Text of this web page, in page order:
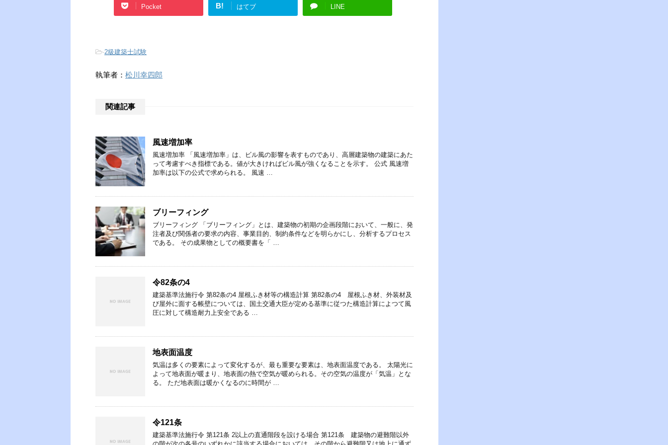
Pocket B! はてブ LINE
-2級建築士試験
執筆者： 松川幸四郎
関連記事
風速増加率
風速増加率 「風速増加率」は、ビル風の影響を表すものであり、高層建築物の建築にあた
って考慮すべき指標である。値が大きければビル風が強くなることを示す。 公式 風速増
加率は以下の公式で求められる。 風速 …
ブリーフィング
ブリーフィング 「ブリーフィング」とは、建築物の初期の企画段階において、一般に、発
注者及び関係者の要求の内容、事業目的、制約条件などを明らかにし、分析するプロセス
である。 その成果物としての概要書を「 …
令82条の4
建築基準法施行令 第82条の4 屋根ふき材等の構造計算 第82条の4 屋根ふき材、外装材及
び屋外に面する帳壁については、国土交通大臣が定める基準に従つた構造計算によつて風
圧に対して構造耐力上安全である …
地表面温度
気温は多くの要素によって変化するが、最も重要な要素は、地表面温度である。 太陽光に
よって地表面が暖まり、地表面の熱で空気が暖められる。その空気の温度が「気温」とな
る。 ただ地表面は暖かくなるのに時間が …
令121条
建築基準法施行令 第121条 2以上の直通階段を設ける場合 第121条 建築物の避難階以外